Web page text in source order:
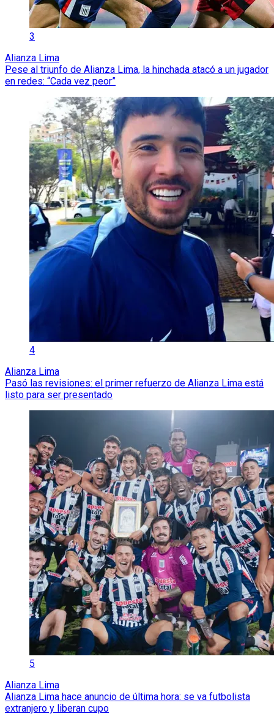
3
Alianza Lima
Pese al triunfo de Alianza Lima, la hinchada atacó a un jugador
en redes: “Cada vez peor”
4
Alianza Lima
Pasó las revisiones: el primer refuerzo de Alianza Lima está
listo para ser presentado
5
Alianza Lima
Alianza Lima hace anuncio de última hora: se va futbolista
extranjero y liberan cupo